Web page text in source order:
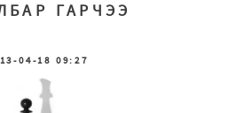
ГАРЧЭЭ
04-18 09:27